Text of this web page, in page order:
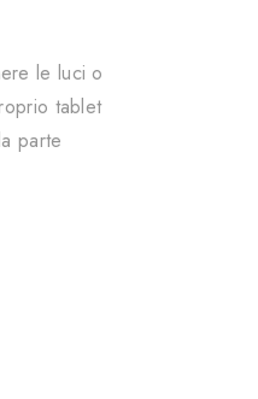
le luci o
tablet
parte